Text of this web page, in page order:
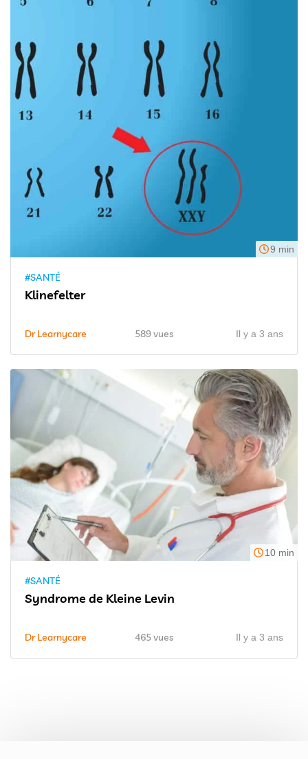
9 min
#SANTÉ
Klinefelter
Dr Learnycare 589 vues Il y a 3 ans
10 min
#SANTÉ
Syndrome de Kleine Levin
Dr Learnycare 465 vues Il y a 3 ans